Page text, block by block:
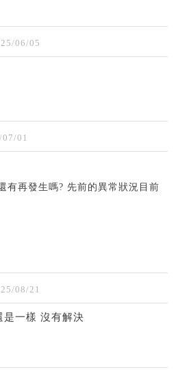
06/05
01
有再發生嗎? 先前的異常狀況目前
08/21
是一樣 沒有解決